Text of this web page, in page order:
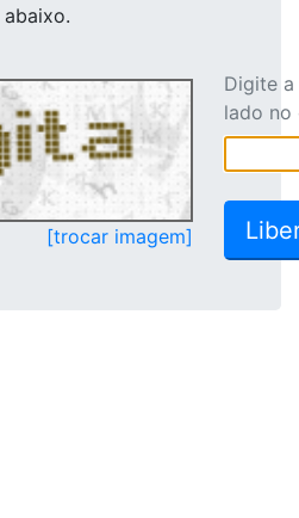
[trocar imagem]
Digite
lado no